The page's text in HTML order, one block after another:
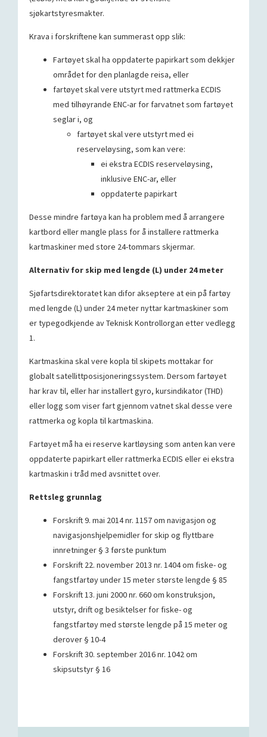
sjøkartstyresmakter.
Krava i forskriftene kan summerast opp slik:
Fartøyet skal ha oppdaterte papirkart som dekkjer
området for den planlagde reisa, eller
fartøyet skal vere utstyrt med rattmerka ECDIS
med tilhøyrande ENC-ar for farvatnet som fartøyet
seglar i, og
fartøyet skal vere utstyrt med ei
reserveløysing, som kan vere:
ei ekstra ECDIS reserveløysing,
inklusive ENC-ar, eller
oppdaterte papirkart
Desse mindre fartøya kan ha problem med å arrangere
kartbord eller mangle plass for å installere rattmerka
kartmaskiner med store 24-tommars skjermar.
Alternativ for skip med lengde (L) under 24 meter
Sjøfartsdirektoratet kan difor akseptere at ein på fartøy
med lengde (L) under 24 meter nyttar kartmaskiner som
er typegodkjende av Teknisk Kontrollorgan etter vedlegg
1.
Kartmaskina skal vere kopla til skipets mottakar for
globalt satellittposisjoneringssystem. Dersom fartøyet
har krav til, eller har installert gyro, kursindikator (THD)
eller logg som viser fart gjennom vatnet skal desse vere
rattmerka og kopla til kartmaskina.
Fartøyet må ha ei reserve kartløysing som anten kan vere
oppdaterte papirkart eller rattmerka ECDIS eller ei ekstra
kartmaskin i tråd med avsnittet over.
Rettsleg grunnlag
Forskrift 9. mai 2014 nr. 1157 om navigasjon og
navigasjonshjelpemidler for skip og flyttbare
innretninger § 3 første punktum
Forskrift 22. november 2013 nr. 1404 om fiske- og
fangstfartøy under 15 meter største lengde § 85
Forskrift 13. juni 2000 nr. 660 om konstruksjon,
utstyr, drift og besiktelser for fiske- og
fangstfartøy med største lengde på 15 meter og
derover § 10-4
Forskrift 30. september 2016 nr. 1042 om
skipsutstyr § 16